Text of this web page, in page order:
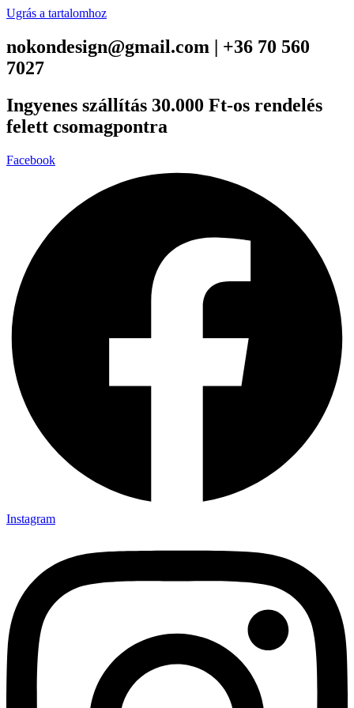
Ugrás a tartalomhoz
nokondesign@gmail.com | +36 70 560
7027
Ingyenes szállítás 30.000 Ft-os rendelés
felett csomagpontra
Facebook
Instagram